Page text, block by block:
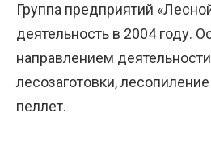
Группа предприятий
деятельность в 2004 году.
направлением
лесозаготовки,
пеллет.